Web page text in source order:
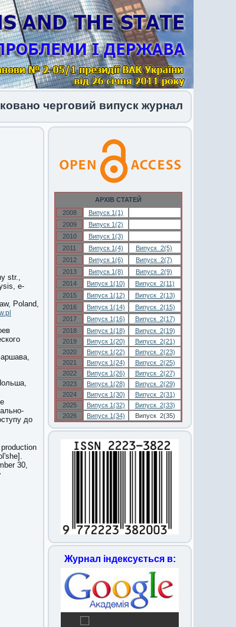
черговий випуск журналу 1 (34) 2026
str.,
e-
Poland,
до
30,
АРХІВ СТАТЕЙ
2008
Випуск 1(1)
2009
Випуск 1(2)
2010
Випуск 1(3)
2011
Випуск 1(4)
Випуск 2(5)
2012
Випуск 1(6)
Випуск 2(7)
2013
Випуск 1(8)
Випуск 2(9)
2014
Випуск 1(10)
Випуск 2(11)
2015
Випуск 1(12)
Випуск 2(13)
2016
Випуск 1(14)
Випуск 2(15)
2017
Випуск 1(16)
Випуск 2(17)
2018
Випуск 1(18)
Випуск 2(19)
2019
Випуск 1(20)
Випуск 2(21)
2020
Випуск 1(22)
Випуск 2(23)
2021
Випуск 1(24)
Випуск 2(25)
2022
Випуск 1(26)
Випуск 2(27)
2023
Випуск 1(28)
Випуск 2(29)
2024
Випуск 1(30)
Випуск 2(31)
2025
Випуск 1(32)
Випуск 2(33)
2026
Випуск 1(34) Випуск 2(35)
Журнал індексується в: